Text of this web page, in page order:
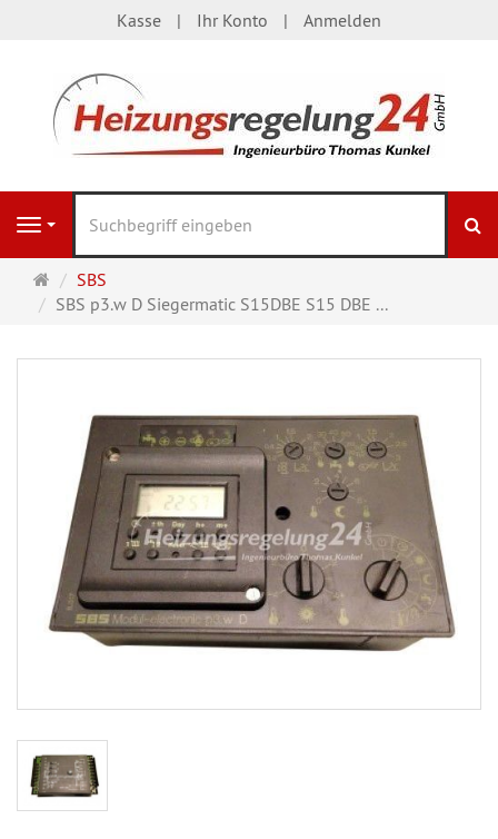
Kasse Ihr Konto Anmelden
Navigation
Startseite
SBS
SBS p3.w D Siegermatic S15DBE S15 DBE ...